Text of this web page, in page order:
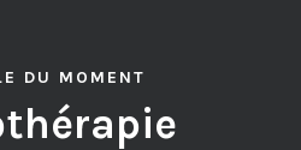
DU MOMENT